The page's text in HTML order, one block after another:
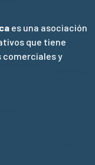
es una asociación
que tiene
comerciales y